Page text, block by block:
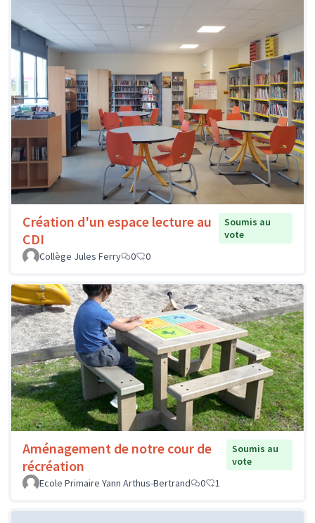
Création d'un espace lecture au
CDI
Soumis au
vote
Collège Jules Ferry
0 0
Aménagement de notre cour de
récréation
Soumis au
vote
Ecole Primaire Yann Arthus-Bertrand
0 1